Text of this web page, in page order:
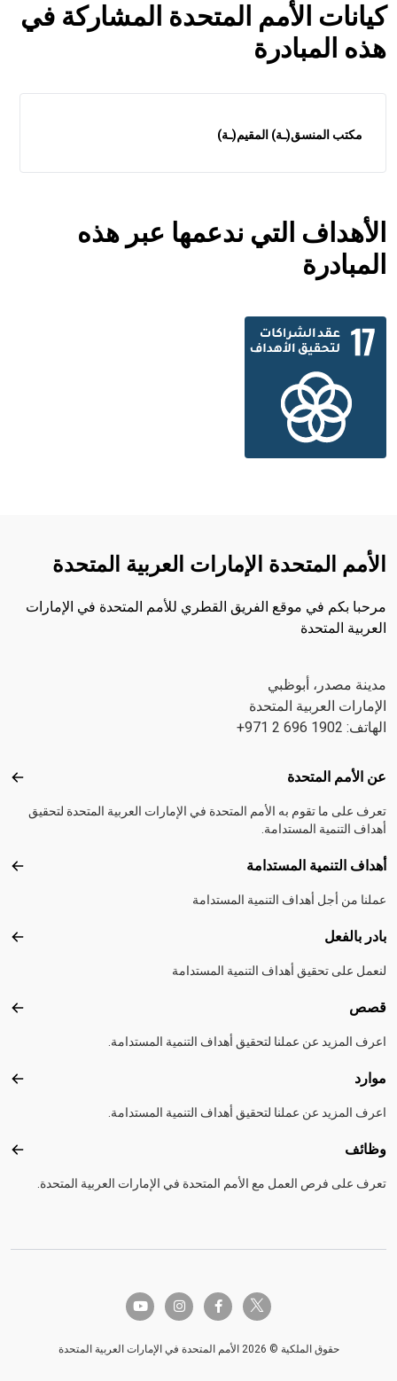
كيانات الأمم المتحدة المشاركة في
هذه المبادرة
مكتب المنسق(ـة) المقيم(ـة)
الأهداف التي ندعمها عبر هذه
المبادرة
الأمم المتحدة الإمارات العربية المتحدة
مرحبا بكم في موقع الفريق القطري للأمم المتحدة في الإمارات
العربية المتحدة
مدينة مصدر، أبوظبي
الإمارات العربية المتحدة
الهاتف: 1902 696 2 971+
Footer menu
عن الأمم المتحدة عن
تعرف على ما تقوم به الأمم المتحدة في الإمارات العربية المتحدة لتحقيق
أهداف التنمية المستدامة.
أهداف التنمية المستدامة
عملنا من أجل أهداف التنمية المستدامة
بادر بالفعل
لنعمل على تحقيق أهداف التنمية المستدامة
قصص
اعرف المزيد عن عملنا لتحقيق أهداف التنمية المستدامة.
موارد
اعرف المزيد عن عملنا لتحقيق أهداف التنمية المستدامة.
وظائف
تعرف على فرص العمل مع الأمم المتحدة في الإمارات العربية المتحدة.
twitter-x
facebook-f
instagram
youtube
حقوق الملكية © 2026 الأمم المتحدة في الإمارات العربية المتحدة